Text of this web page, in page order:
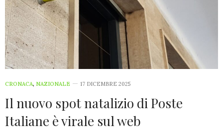
CRONACA, NAZIONALE 17 DICEMBRE 2025
Il nuovo spot natalizio di Poste
Italiane è virale sul web